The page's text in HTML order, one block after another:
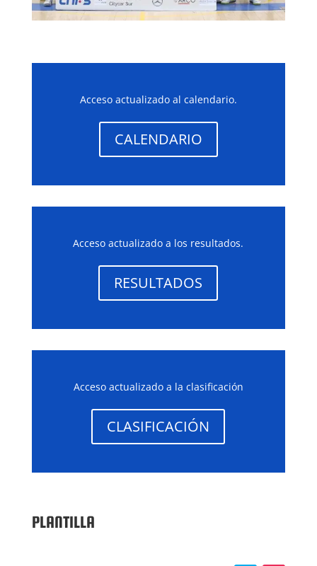
Acceso actualizado al calendario.
CALENDARIO
Acceso actualizado a los resultados.
RESULTADOS
Acceso actualizado a la clasificación
CLASIFICACIÓN
PLANTILLA